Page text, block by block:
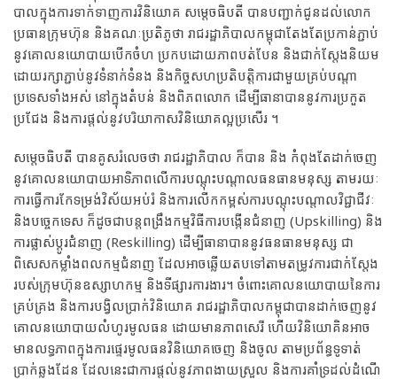
បាល​ក្នុ​ង​កា​រទា​ក់​ទា​ញការវិនិយោគ សម្ដេចធិបតី បាន​បញ្ជាក់​​ជូនដល់លោក
ប្រធានក្រុមហ៊ុន និងគណៈប្រតិភូថា រា​ជ​រ​ដ្ឋា​ភិបា​ល​ក​ម្ពុ​ជាតែងតែប្រកាន់ភ្ជាប់
នូវគោលនយោបាយបើកចំហ ប្រកបដោយភាពបត់បែន និង​ជាក់ស្តែងនិយម
ដោយ​​រក្សាភ្ជាប់នូវទំនាក់ទំនង និងកិច្ចសហប្រតិបត្តិការជាមួយគ្រប់បណ្ដា
ប្រទេសទាំងអស់ នៅក្នុងតំបន់ និងពិភ​ព​លោ​​ក ដើម្បីធានាបាននូវការប្រកួត
ប្រជែង និងការ​ផ្ដល់​នូវ​បរិ​យា​កា​ស​វិនិយោគល្អប្រសើរ ។
សម្តេចធិបតី បានគូសរំលេចថា រាជរដ្ឋាភិបាល ក៏បាន និង កំពុងតែ​ដា​ក់​ចេញ​
នូ​​វ​គោ​ល​ន​យោ​បាយ​​អាទិ​ភា​ព​លើការបណ្ដុះបណ្ដាលធនធានមនុស្ស តាម​រយៈ​
ការ​ធ្វើ​ការកែ​ទម្រ​ង់​វិស័យ​អប់រំ ​និ​ងកា​រ​លើក​ក​ម្ព​ស់កា​រប​ណ្តុះបណ្តា​ល​វិជ្ជាជីវៈ
និងបច្ចេកទេស ក៏ដូចជាបន្តពង្រឹងកម្មវិធីការបង្កើនជំនាញ (Upskilling) និង
ការ​ផ្លាស់​ប្តូ​រ​ជំ​នា​ញ (Reskilling) ដើម្បី​ធានា​បាន​នូវ​ធន​ធានមនុស្ស ជា
ពិសេសកម្លាំងពលកម្មជំនាញ ដែល​អា​ច​ឆ្លើ​យ​ត​ប​ទៅតាមតម្រូវការជាក់ស្តែង
របស់ក្រុមហ៊ុនឧស្សាហកម្ម និងទីផ្សារការងារ។ ចំពោះ​គោ​ល​នយោ​បា​យ​នៃ​ការ​
គ្រ​ប់គ្រង ​និងការបង្វិលប្រាក់វិនិយោគ រា​ជ​រ​ដ្ឋា​ភិបា​ល​ក​ម្ពុ​ជា​បា​ន​ដា​ក់​ចេ​ញ​នូ​វ​
គោ​ល​នយោ​បា​យ​លំ​ហូ​រ​មូល​ធន ដោយមានភាពសេរី ហើយ​វិ​និ​យោគិន​អាច
មាន​លទ្ធភាព​ក្នុងការ​ផ្ទេរមូល​ធន​វិនិយោគចេញ និងចូល តាម​ប្រព័ន្ធទូទាត់
ប្រាក់ឆ្លងដែន ដែលនេះជាការផ្ដល់នូវភាពងាយស្រួល និងការ​គាំទ្រ​ដ​ល់ដំ​ណើ​